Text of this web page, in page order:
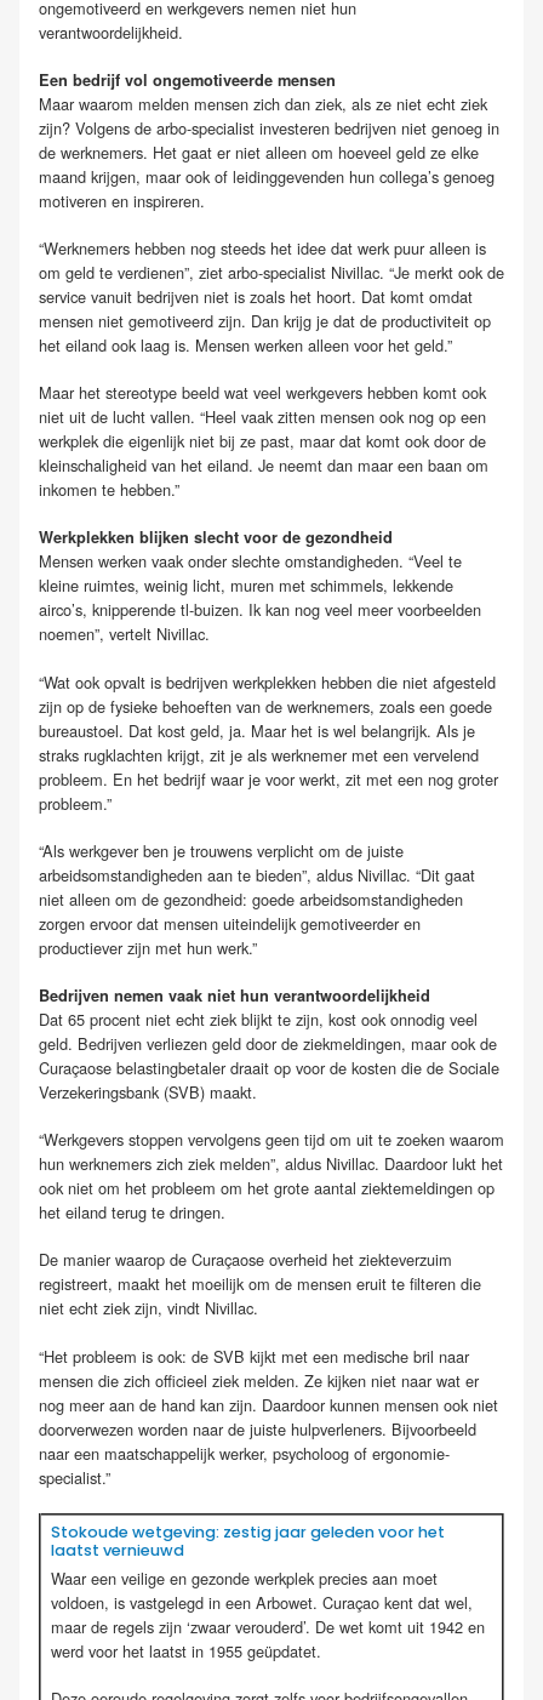
ongemotiveerd en werkgevers nemen niet hun
verantwoordelijkheid.
Een bedrijf vol ongemotiveerde mensen
Maar waarom melden mensen zich dan ziek, als ze niet echt ziek
zijn? Volgens de arbo-specialist investeren bedrijven niet genoeg in
de werknemers. Het gaat er niet alleen om hoeveel geld ze elke
maand krijgen, maar ook of leidinggevenden hun collega’s genoeg
motiveren en inspireren.
“Werknemers hebben nog steeds het idee dat werk puur alleen is
om geld te verdienen”, ziet arbo-specialist Nivillac. “Je merkt ook de
service vanuit bedrijven niet is zoals het hoort. Dat komt omdat
mensen niet gemotiveerd zijn. Dan krijg je dat de productiviteit op
het eiland ook laag is. Mensen werken alleen voor het geld.”
Maar het stereotype beeld wat veel werkgevers hebben komt ook
niet uit de lucht vallen. “Heel vaak zitten mensen ook nog op een
werkplek die eigenlijk niet bij ze past, maar dat komt ook door de
kleinschaligheid van het eiland. Je neemt dan maar een baan om
inkomen te hebben.”
Werkplekken blijken slecht voor de gezondheid
Mensen werken vaak onder slechte omstandigheden. “Veel te
kleine ruimtes, weinig licht, muren met schimmels, lekkende
airco’s, knipperende tl-buizen. Ik kan nog veel meer voorbeelden
noemen”, vertelt Nivillac.
“Wat ook opvalt is bedrijven werkplekken hebben die niet afgesteld
zijn op de fysieke behoeften van de werknemers, zoals een goede
bureaustoel. Dat kost geld, ja. Maar het is wel belangrijk. Als je
straks rugklachten krijgt, zit je als werknemer met een vervelend
probleem. En het bedrijf waar je voor werkt, zit met een nog groter
probleem.”
“Als werkgever ben je trouwens verplicht om de juiste
arbeidsomstandigheden aan te bieden”, aldus Nivillac. “Dit gaat
niet alleen om de gezondheid: goede arbeidsomstandigheden
zorgen ervoor dat mensen uiteindelijk gemotiveerder en
productiever zijn met hun werk.”
Bedrijven nemen vaak niet hun verantwoordelijkheid
Dat 65 procent niet echt ziek blijkt te zijn, kost ook onnodig veel
geld. Bedrijven verliezen geld door de ziekmeldingen, maar ook de
Curaçaose belastingbetaler draait op voor de kosten die de Sociale
Verzekeringsbank (SVB) maakt.
“Werkgevers stoppen vervolgens geen tijd om uit te zoeken waarom
hun werknemers zich ziek melden”, aldus Nivillac. Daardoor lukt het
ook niet om het probleem om het grote aantal ziektemeldingen op
het eiland terug te dringen.
De manier waarop de Curaçaose overheid het ziekteverzuim
registreert, maakt het moeilijk om de mensen eruit te filteren die
niet echt ziek zijn, vindt Nivillac.
“Het probleem is ook: de SVB kijkt met een medische bril naar
mensen die zich officieel ziek melden. Ze kijken niet naar wat er
nog meer aan de hand kan zijn. Daardoor kunnen mensen ook niet
doorverwezen worden naar de juiste hulpverleners. Bijvoorbeeld
naar een maatschappelijk werker, psycholoog of ergonomie-
specialist.”
Stokoude wetgeving: zestig jaar geleden voor het
laatst vernieuwd
Waar een veilige en gezonde werkplek precies aan moet
voldoen, is vastgelegd in een Arbowet. Curaçao kent dat wel,
maar de regels zijn ‘zwaar verouderd’. De wet komt uit 1942 en
werd voor het laatst in 1955 geüpdatet.